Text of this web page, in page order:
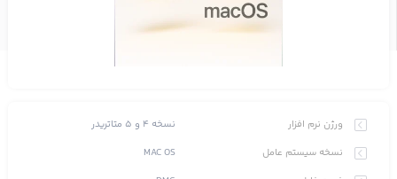
ورژن نرم افزار
نسخه ۴ و ۵ متاتریدر
نسخه سیستم عامل
MAC OS